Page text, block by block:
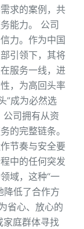
求的案例，共
能力。 公司
力。作为中国
引领下，其将
服务一线，进
，为高回头率
”成为必然选
司拥有从资
的完整链条。
节奏与安全要
中的任何突发
域，这种“一
降低了合作方
省心、放心的
家庭群体寻找